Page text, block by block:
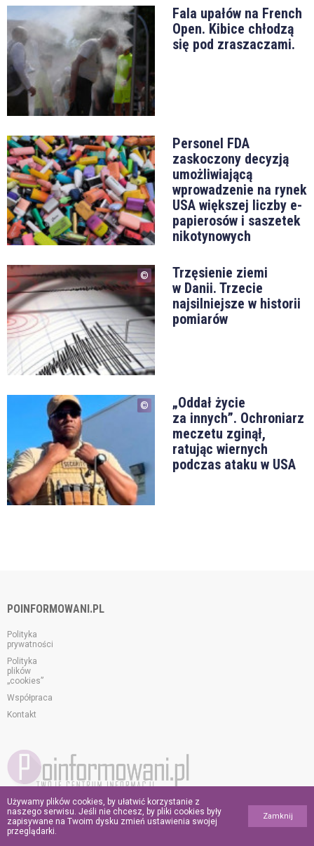
Fala upałów na French
Open. Kibice chłodzą
się pod zraszaczami.
Personel FDA
zaskoczony decyzją
umożliwiającą
wprowadzenie na rynek
USA większej liczby e-
papierosów i saszetek
nikotynowych
Trzęsienie ziemi
w Danii. Trzecie
najsilniejsze w historii
pomiarów
„Oddał życie
za innych”. Ochroniarz
meczetu zginął,
ratując wiernych
podczas ataku w USA
POINFORMOWANI.PL
Polityka
prywatności
Polityka
plików
„cookies”
Współpraca
Kontakt
© 2026 poinformowani.pl.
Wszelkie prawa zastrzeżone.
Używamy plików cookies, by ułatwić korzystanie z
naszego serwisu. Jeśli nie chcesz, by pliki cookies były
zapisywane na Twoim dysku zmień ustawienia swojej
przeglądarki.
Zamknij